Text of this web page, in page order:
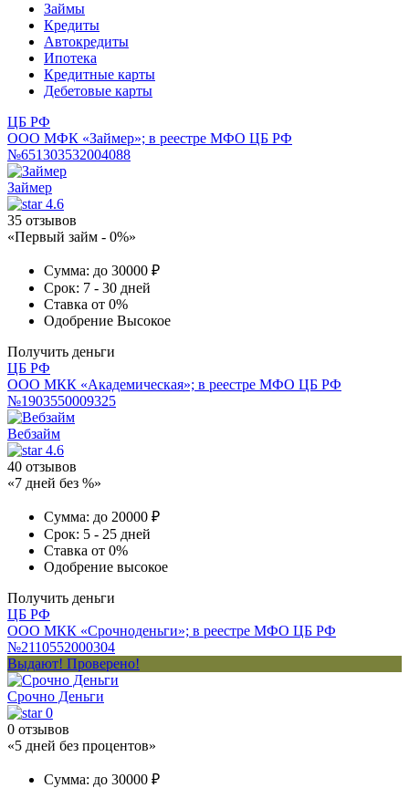
Займы
Кредиты
Автокредиты
Ипотека
Кредитные карты
Дебетовые карты
ЦБ РФ
ООО МФК «Займер»; в реестре МФО ЦБ РФ
№651303532004088
Займер
4.6
35 отзывов
«Первый займ - 0%»
Сумма: до 30000 ₽
Срок: 7 - 30 дней
Ставка от 0%
Одобрение Высокое
Получить деньги
ЦБ РФ
ООО МКК «Академическая»; в реестре МФО ЦБ РФ
№1903550009325
Вебзайм
4.6
40 отзывов
«7 дней без %»
Сумма: до 20000 ₽
Срок: 5 - 25 дней
Ставка от 0%
Одобрение высокое
Получить деньги
ЦБ РФ
ООО МКК «Срочноденьги»; в реестре МФО ЦБ РФ
№2110552000304
Выдают! Проверено!
Срочно Деньги
0
0 отзывов
«5 дней без процентов»
Сумма: до 30000 ₽